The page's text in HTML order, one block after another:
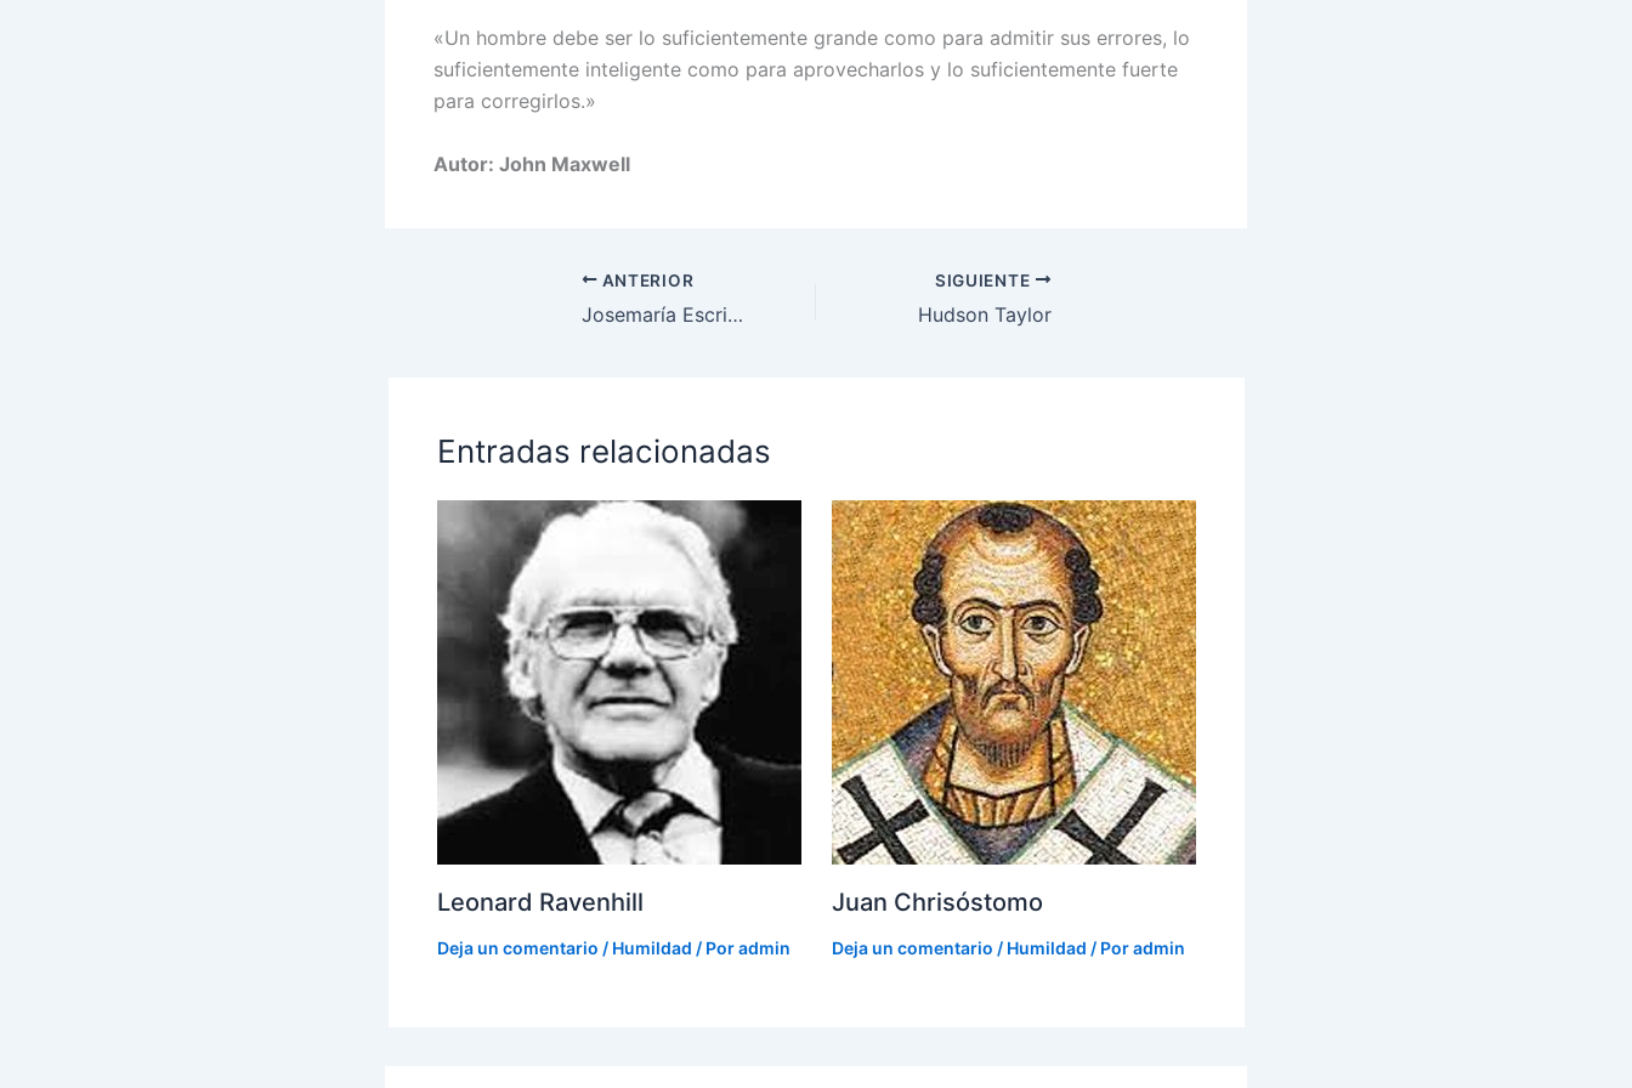
«Un hombre debe ser lo suficientemente grande como para admitir sus errores, lo
suficientemente inteligente como para aprovecharlos y lo suficientemente fuerte
para corregirlos.»
Autor: John Maxwell
ANTERIOR
Josemaría Escrivá de Balaguer
SIGUIENTE
Hudson Taylor
Entradas relacionadas
Leonard Ravenhill
Deja un comentario / Humildad / Poradmin
Juan Chrisóstomo
Deja un comentario / Humildad / Poradmin